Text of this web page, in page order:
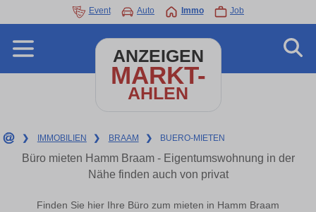
Event Auto Immo Job
ANZEIGEN
MARKT-
AHLEN
❯ IMMOBILIEN ❯ BRAAM ❯ BUERO-MIETEN
Büro mieten Hamm Braam - Eigentumswohnung in der
Nähe finden auch von privat
Finden Sie hier Ihre Büro zum mieten in Hamm Braam